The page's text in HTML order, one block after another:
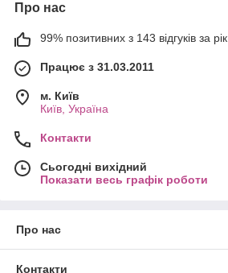
Про нас
99% позитивних з 143 відгуків за рік
Працює з 31.03.2011
м. Київ
Київ, Україна
Контакти
Сьогодні вихідний
Показати весь графік роботи
Про нас
Контакти